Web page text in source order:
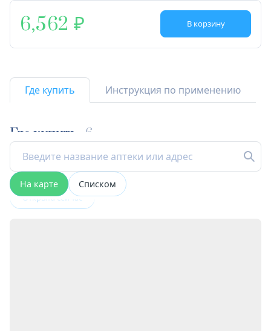
6,562 В корзину
Где купить Инструкция по применению
Где купить 6
На карте Списком
Открыта сейчас